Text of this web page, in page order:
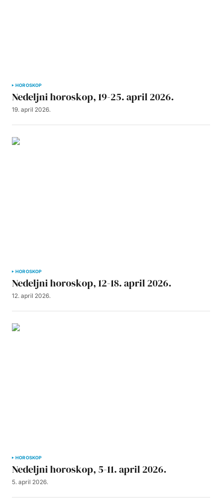
HOROSKOP
Nedeljni horoskop, 19-25. april 2026.
19. april 2026.
HOROSKOP
Nedeljni horoskop, 12-18. april 2026.
12. april 2026.
HOROSKOP
Nedeljni horoskop, 5-11. april 2026.
5. april 2026.